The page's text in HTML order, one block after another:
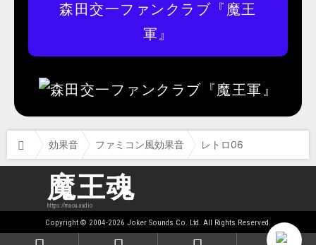
森田交一ファンクラブ『魔王
軍』
効果音 ファミコン風効果音 レトロ06
魔王魂
https://maou.audio
Copyright © 2004-2026 Joker Sounds Co. Ltd. All Rights Reserved.